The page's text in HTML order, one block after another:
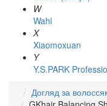
W
Wahl
X
Xiaomoxuan
Y
Y.S.PARK
Догляд за